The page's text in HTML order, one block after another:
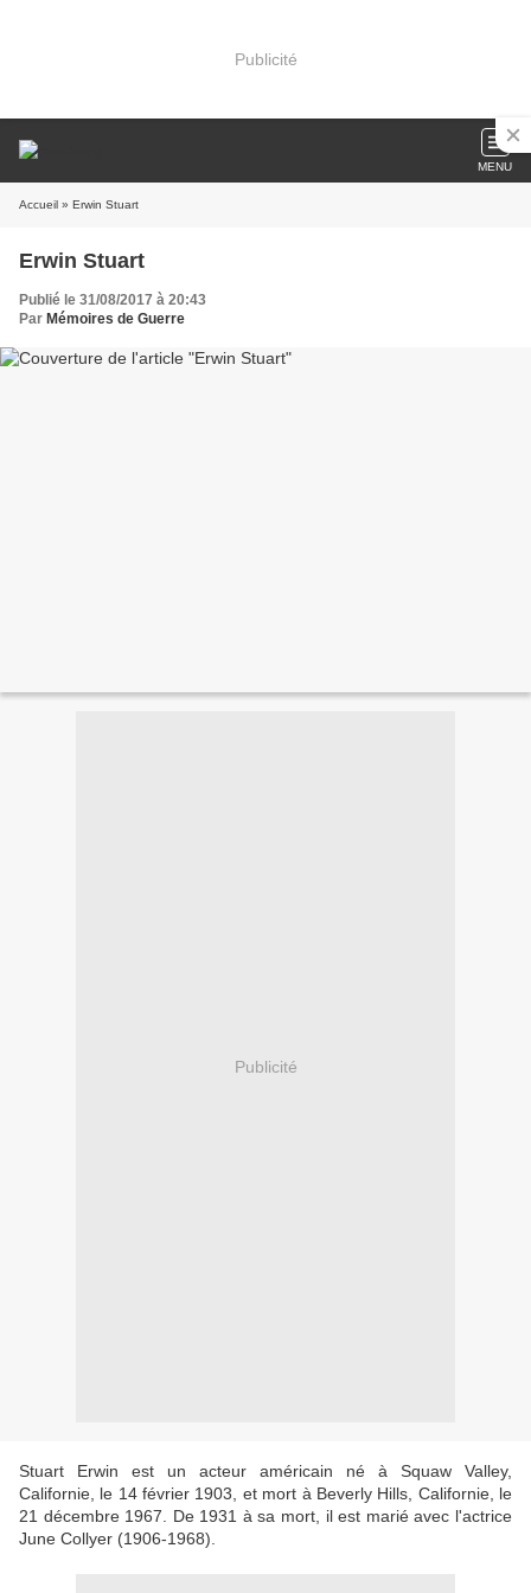
Publicité
MENU
Accueil » Erwin Stuart
Erwin Stuart
Publié le 31/08/2017 à 20:43
Par Mémoires de Guerre
Publicité
Stuart Erwin est un acteur américain né à Squaw Valley,
Californie, le 14 février 1903, et mort à Beverly Hills, Californie, le
21 décembre 1967. De 1931 à sa mort, il est marié avec l'actrice
June Collyer (1906-1968).